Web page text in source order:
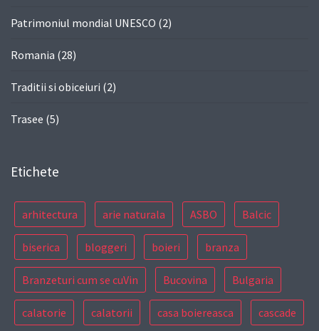
Patrimoniul mondial UNESCO (2)
Romania (28)
Traditii si obiceiuri (2)
Trasee (5)
Etichete
arhitectura arie naturala ASBO Balcic
biserica bloggeri boieri branza
Branzeturi cum se cuVin Bucovina Bulgaria
calatorie calatorii casa boiereasca cascade